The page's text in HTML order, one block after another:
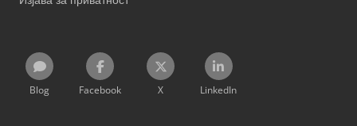
Blog Facebook X LinkedIn